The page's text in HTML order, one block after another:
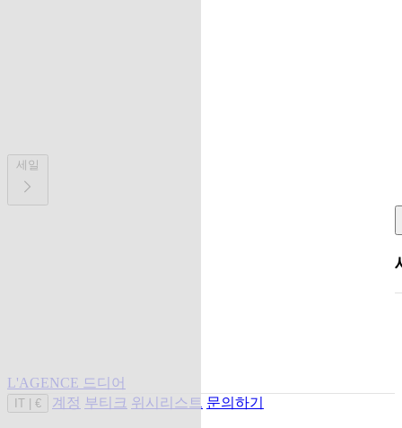
세일
L'AGENCE 드디어
IT € 계정 부티크 위시리스트 문의하기